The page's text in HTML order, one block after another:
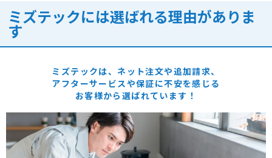
ミズテックには選ばれる理由がありま
す
ミズテックは、ネット注文や追加請求、
アフターサービスや保証に不安を感じる
お客様から選ばれています！